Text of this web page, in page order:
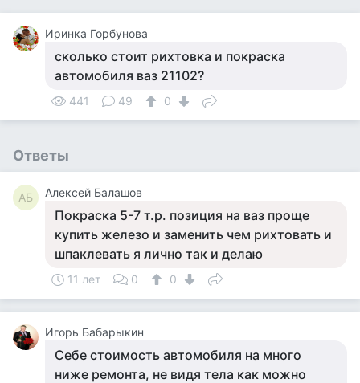
Иринка Горбунова
сколько стоит рихтовка и покраска
автомобиля ваз 21102?
441 49 0
Ответы
АБ Алексей Балашов
Покраска 5-7 т.р. позиция на ваз проще
купить железо и заменить чем рихтовать и
шпаклевать я лично так и делаю
11 лет 0 0
Игорь Бабарыкин
Себе стоимость автомобиля на много
ниже ремонта, не видя тела как можно